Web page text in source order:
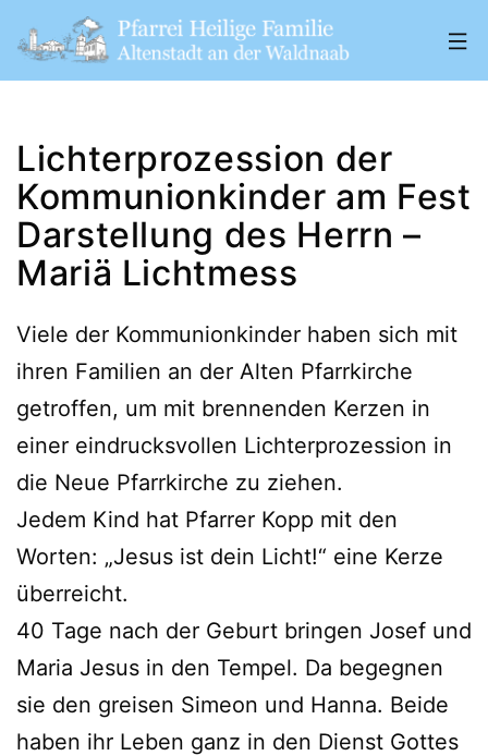
Inhalt
Familie"
Altenstadt
a.
d.
W.
Lichterprozession der
Kommunionkinder am Fest
Darstellung des Herrn –
Mariä Lichtmess
Viele der Kommunionkinder haben sich mit
ihren Familien an der Alten Pfarrkirche
getroffen, um mit brennenden Kerzen in
einer eindrucksvollen Lichterprozession in
die Neue Pfarrkirche zu ziehen.
Jedem Kind hat Pfarrer Kopp mit den
Worten: „Jesus ist dein Licht!“ eine Kerze
überreicht.
40 Tage nach der Geburt bringen Josef und
Maria Jesus in den Tempel. Da begegnen
sie den greisen Simeon und Hanna. Beide
haben ihr Leben ganz in den Dienst Gottes